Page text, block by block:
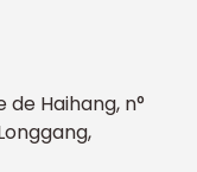
Haihang, n°